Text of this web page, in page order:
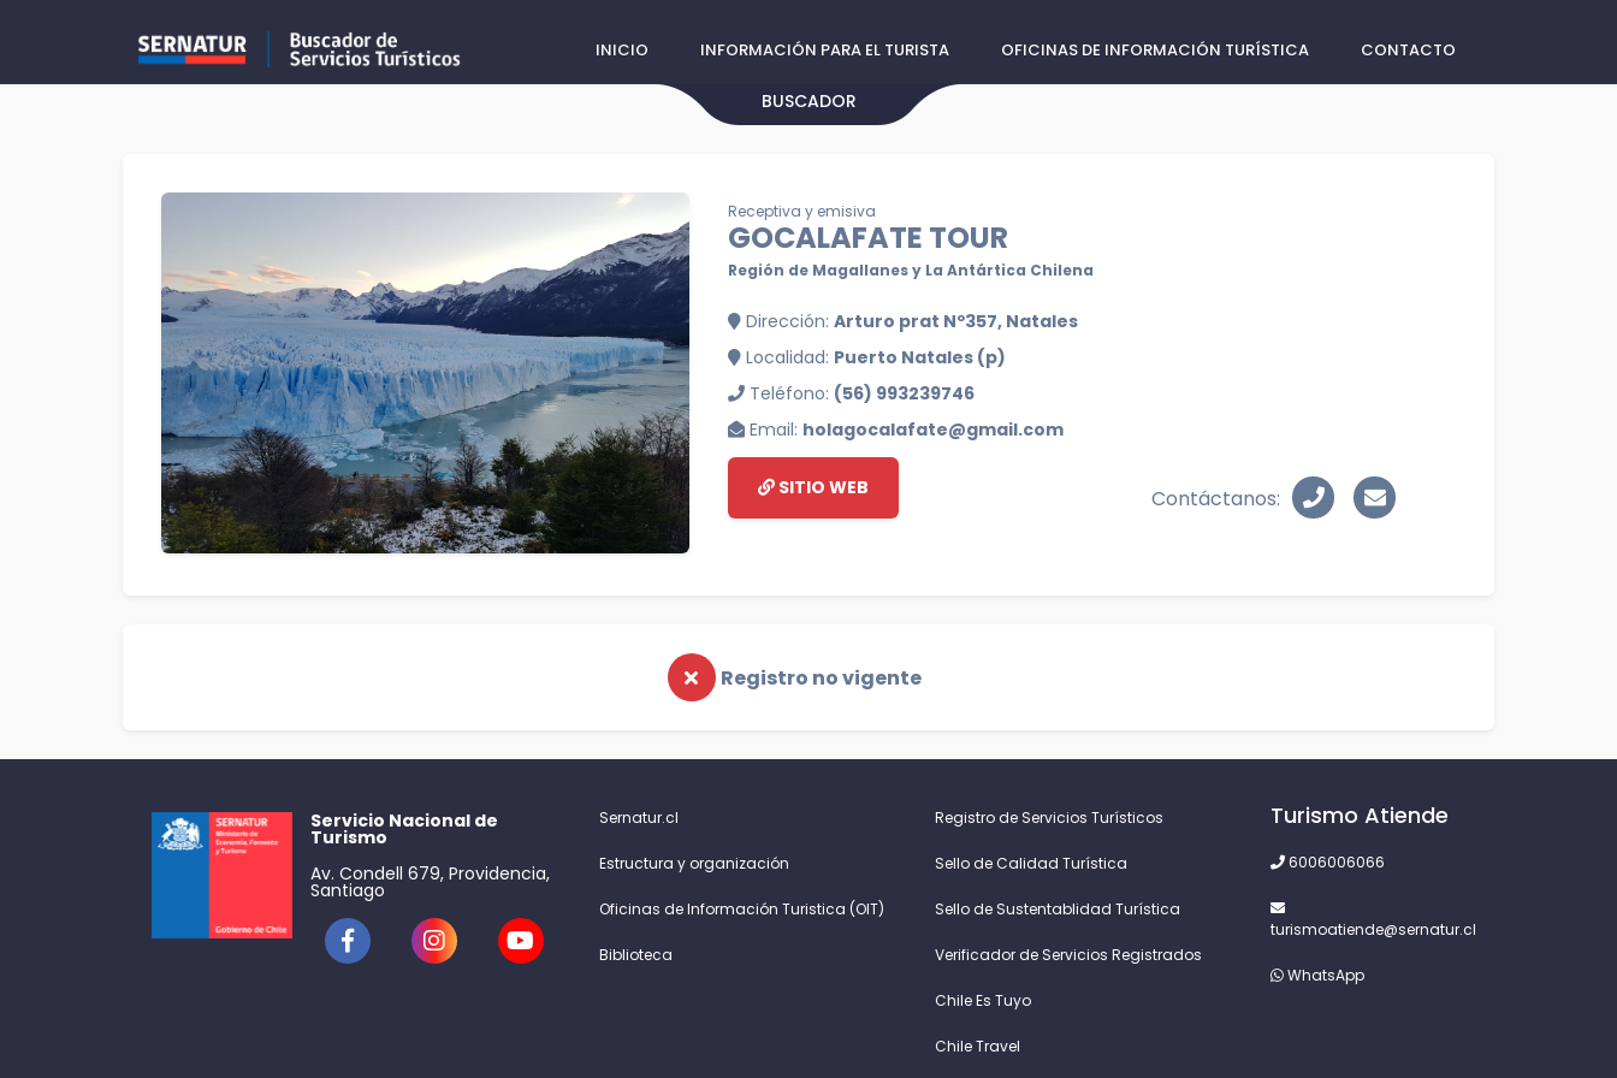
INICIO INFORMACIÓN PARA EL TURISTA OFICINAS DE INFORMACIÓN TURÍSTICA CONTACTO
BUSCADOR
Receptiva y emisiva
GOCALAFATE TOUR
Región de Magallanes y La Antártica Chilena
Dirección: Arturo prat Nº357, Natales
Localidad: Puerto Natales (p)
Teléfono: (56) 993239746
Email: holagocalafate@gmail.com
SITIO WEB Contáctanos:
Registro no vigente
Servicio Nacional de
Turismo
Av. Condell 679, Providencia,
Santiago
Sernatur.cl
Estructura y organización
Oficinas de Información Turistica (OIT)
Biblioteca
Registro de Servicios Turísticos
Sello de Calidad Turística
Sello de Sustentablidad Turística
Verificador de Servicios Registrados
Chile Es Tuyo
Chile Travel
Turismo Atiende
6006006066
turismoatiende@sernatur.cl
WhatsApp